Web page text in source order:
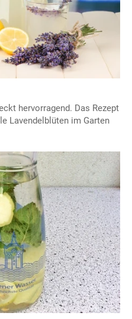
hervorragend. Das Rezept
Lavendelblüten im Garten